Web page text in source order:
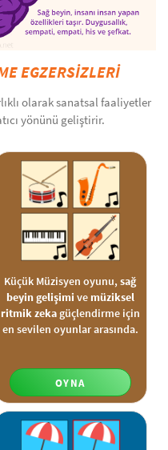
EGZERSİZLERİ
olarak sanatsal faaliyetler
yönünü geliştirir.
Küçük Müzisyen oyunu,sağ
beyin gelişimi ve müziksel
ritmik zekagüçlendirme için
en sevilen oyunlar arasında.
OYNA